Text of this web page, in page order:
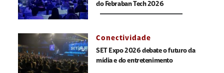
do Febraban Tech 2026
Conectividade
SET Expo 2026 debate o futuro da
mídia e do entretenimento